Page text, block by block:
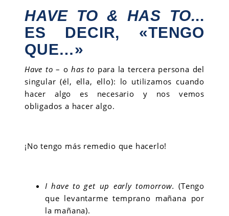
HAVE TO & HAS TO...
ES DECIR, «TENGO
QUE…»
Have to – ohas to para la tercera persona del
singular (él, ella, ello): lo utilizamos cuando
hacer algo es necesario y nos vemos
obligados a hacer algo.
¡No tengo más remedio que hacerlo!
I have to get up early tomorrow. (Tengo
que levantarme temprano mañana por
la mañana).